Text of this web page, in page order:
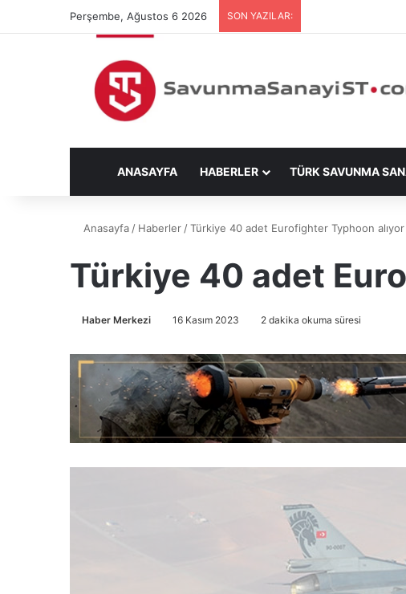
Perşembe, Ağustos 6 2026 SON YAZILAR:
ANASAYFA HABERLER TÜRK SAVUNMA
Anasayfa/ Haberler/Türkiye 40 adet Eurofighter Typhoon alıyor
Türkiye 40 adet
Haber Merkezi 16 Kasım 2023 2 dakika okuma süresi